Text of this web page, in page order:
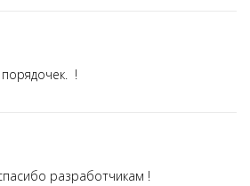
!
разработчикам !